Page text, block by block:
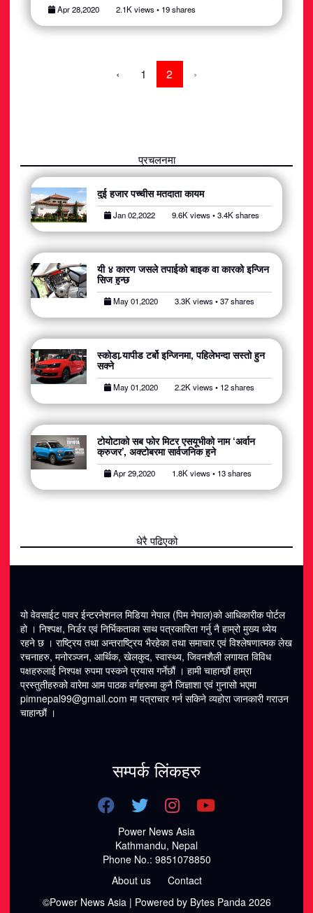
Apr 28,2020 2.1K views • 19 shares
‹ 1 2 ›
प्रचलनमा
दुई हजार पच्चीस मतदाता कायम
Jan 02,2022 9.6K views • 3.4K shares
यी ४ कारण जसले तपाईको बाइक वा कारको इन्जिन
सिज हुन्छ
May 01,2020 3.3K views • 37 shares
स्कोडा र्‍यापीड टर्बो इन्जिनमा, पहिलेभन्दा सस्तो हुन
सक्ने
May 01,2020 2.2K views • 12 shares
टोयोटाको सब फोर मिटर एसयूभीको नाम ‘अर्वान
क्रुजर’, अक्टोबरमा सार्वजनिक हुने
Apr 29,2020 1.8K views • 13 shares
धेरै पढिएको
यो वेवसाईट पावर ईन्टरनेशनल मिडिया नेपाल (पिम नेपाल)को आधिकारीक पोर्टल
हो । निश्पक्ष, निर्डर एवं निर्भिकताका साथ पत्रकारिता गर्नु नै हाम्रो मुख्य ध्येय
रहने छ । राष्ट्रिय तथा अन्तराष्ट्रिय भैरहेका तथा समाचार एवं विश्लेषणात्मक लेख
रचनाहरु, मनोरञ्जन, आर्थिक, खेलकुद, स्वास्थ्य, जिवनशैली लगायत विविध
पक्षहरुलाई निश्पक्ष रुपमा पस्कने प्रयास गर्नेछौं । हामी चाहान्छौं हाम्रा
प्रस्तुतीहरुको वारेमा आम पाठक वर्गहरुमा कुनै जिज्ञाशा एवं गुनासो भएमा
pimnepal99@gmail.com मा पत्राचार गर्न सकिने व्यहोरा जानकारी गराउन
चाहान्छौं ।
सम्पर्क लिंकहरु
Power News Asia
Kathmandu, Nepal
Phone No.: 9851078850
About us
Contact
©Power News Asia | Powered by Bytes Panda 2026